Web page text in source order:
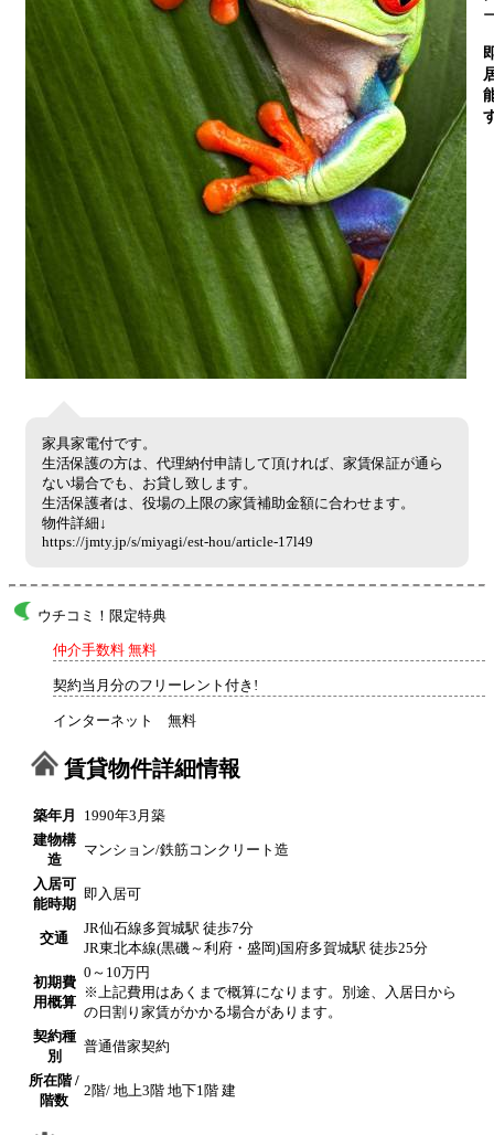
家具家電付です。
生活保護の方は、代理納付申請して頂ければ、家賃保証が通ら
ない場合でも、お貸し致します。
生活保護者は、役場の上限の家賃補助金額に合わせます。
物件詳細↓
https://jmty.jp/s/miyagi/est-hou/article-17l49
ウチコミ！限定特典
仲介手数料 無料
契約当月分のフリーレント付き!
インターネット 無料
賃貸物件詳細情報
築年月
1990年3月築
建物構
造
マンション/鉄筋コンクリート造
入居可
能時期
即入居可
交通
JR仙石線多賀城駅 徒歩7分
JR東北本線(黒磯～利府・盛岡)国府多賀城駅 徒歩25分
初期費
用概算
0～10万円
※上記費用はあくまで概算になります。別途、入居日から
の日割り家賃がかかる場合があります。
契約種
別
普通借家契約
所在階 /
階数
2階/ 地上3階 地下1階 建